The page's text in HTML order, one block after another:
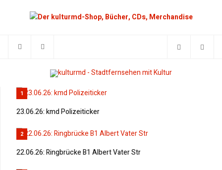
1
23.06.26: kmd Polizeiticker
2
22.06.26: Ringbrücke B1 Albert Vater Str